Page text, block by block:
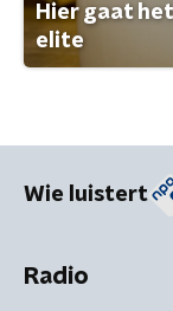
Hier gaat
elite
Wie luistert
Radio